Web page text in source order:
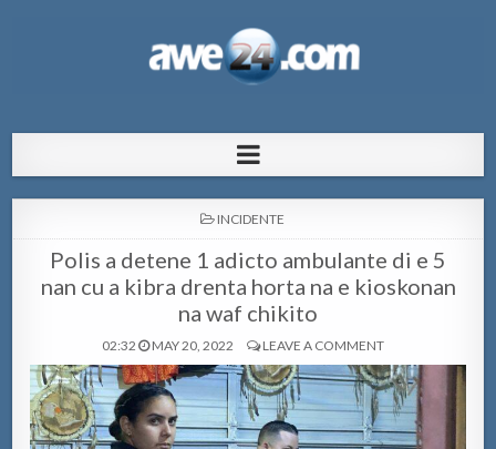
pa Aruba
POSTED
INCIDENTE
Polis a detene 1 adicto ambulante di e 5
nan cu a kibra drenta horta na e kioskonan
na waf chikito
02:32 MAY 20, 2022 LEAVE A COMMENT